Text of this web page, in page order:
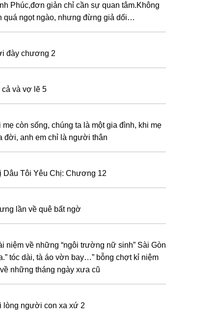
Phúc,đơn giản chỉ cần sự quan tâm.Không
quá ngọt ngào, nhưng đừng giả dối…
đày chương 2
và vợ lẽ 5
mẹ còn sống, chúng ta là một gia đình, khi mẹ
đời, anh em chỉ là người thân
Dâu Tôi Yêu Chị: Chương 12
lần về quê bất ngờ
niệm về những “ngôi trường nữ sinh” Sài Gòn
tóc dài, tà áo vờn bay…” bỗng chợt kỉ niệm
những tháng ngày xưa cũ
lòng người con xa xứ 2